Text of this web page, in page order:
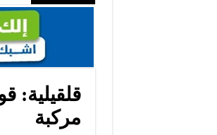
قلقيلية:
مركبة